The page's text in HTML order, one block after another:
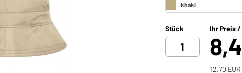
Stück Ihr Preis
12,70